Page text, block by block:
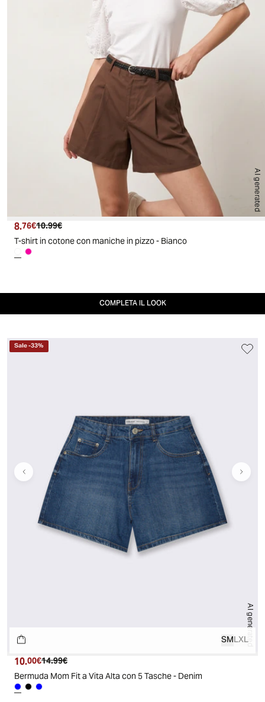
AI generated
Prezzo attuale
8.76€ Prezzo originale
10.99€
T-shirt in cotone con maniche in pizzo - Bianco
COMPLETA IL LOOK
AI generated
Sale-33%
SMLXL
Prezzo attuale
10.00€ Prezzo originale
14.99€
Bermuda Mom Fit a Vita Alta con 5 Tasche - Denim